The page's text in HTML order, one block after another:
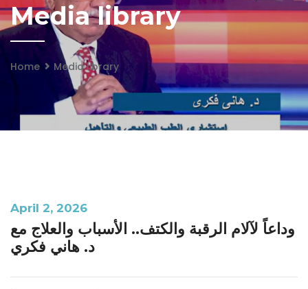
Media library
Home Media library
April 2, 2026
وداعاً لآلام الرقبة والكتف.. الأسباب والعلاج مع
د. هاني فكري